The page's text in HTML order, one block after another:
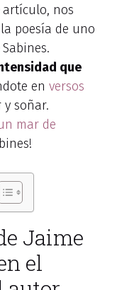
artículo, nos
poesía de uno
que
en versos
soñar.
mar de
Jaime
el